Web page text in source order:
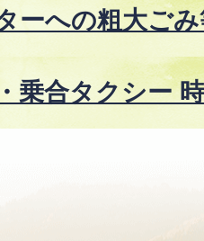
ーへの粗大ご
乗合タクシー
改正)